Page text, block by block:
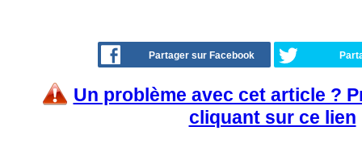
Partager sur Facebook
Un problème avec cet article ?
cliquant sur ce lien